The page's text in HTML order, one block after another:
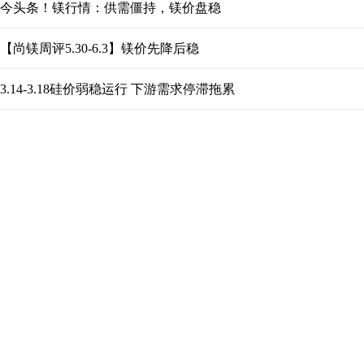
今头条！镁行情：供需僵持，镁价盘稳
【尚镁周评5.30-6.3】镁价先降后稳
3.14-3.18硅价弱稳运行 下游需求停滞拖累